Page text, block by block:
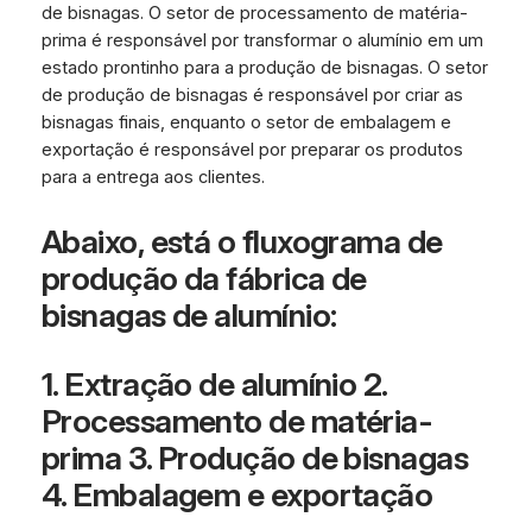
de bisnagas. O setor de processamento de matéria-
prima é responsável por transformar o alumínio em um
estado prontinho para a produção de bisnagas. O setor
de produção de bisnagas é responsável por criar as
bisnagas finais, enquanto o setor de embalagem e
exportação é responsável por preparar os produtos
para a entrega aos clientes.
Abaixo, está o fluxograma de
produção da fábrica de
bisnagas de alumínio:
1. Extração de alumínio 2.
Processamento de matéria-
prima 3. Produção de bisnagas
4. Embalagem e exportação